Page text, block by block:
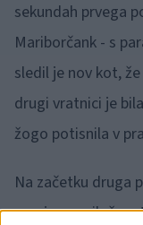
sekundah prvega
Mariborčank - s
sledil je nov kot,
drugi vratnici je
žogo potisnila v
Na začetku druga
menjavo,